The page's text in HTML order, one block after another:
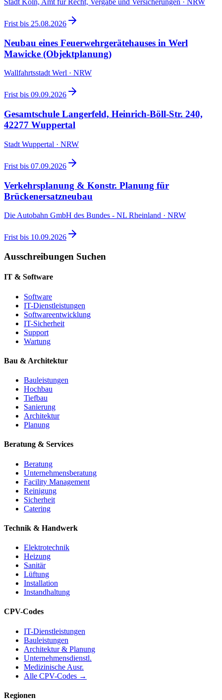
Stadt Köln, Amt für Recht, Vergabe und Versicherungen · NRW
Frist bis 25.08.2026
Neubau eines Feuerwehrgerätehauses in Werl
Mawicke (Objektplanung)
Wallfahrtsstadt Werl · NRW
Frist bis 09.09.2026
Gesamtschule Langerfeld, Heinrich-Böll-Str. 240,
42277 Wuppertal
Stadt Wuppertal · NRW
Frist bis 07.09.2026
Verkehrsplanung & Konstr. Planung für
Brückenersatzneubau
Die Autobahn GmbH des Bundes - NL Rheinland · NRW
Frist bis 10.09.2026
Ausschreibungen Suchen
IT & Software
Software
IT-Dienstleistungen
Softwareentwicklung
IT-Sicherheit
Support
Wartung
Bau & Architektur
Bauleistungen
Hochbau
Tiefbau
Sanierung
Architektur
Planung
Beratung & Services
Beratung
Unternehmensberatung
Facility Management
Reinigung
Sicherheit
Catering
Technik & Handwerk
Elektrotechnik
Heizung
Sanitär
Lüftung
Installation
Instandhaltung
CPV-Codes
IT-Dienstleistungen
Bauleistungen
Architektur & Planung
Unternehmensdienstl.
Medizinische Ausr.
Alle CPV-Codes →
Regionen